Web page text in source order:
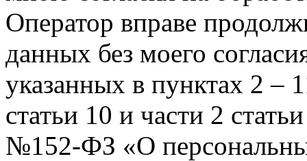
Оператор вправе
данных без моего
указанных в пунктах 2 –
статьи 10 и части 2
№152-ФЗ «О